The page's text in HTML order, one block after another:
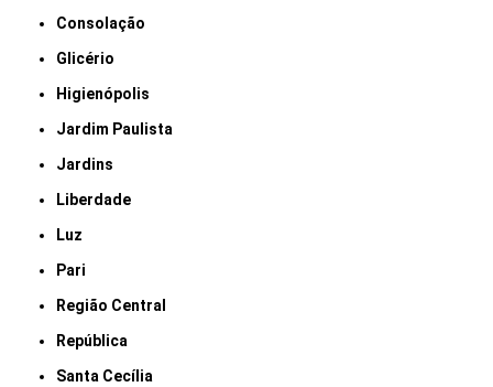
Consolação
Glicério
Higienópolis
Jardim Paulista
Jardins
Liberdade
Luz
Pari
Região Central
República
Santa Cecília